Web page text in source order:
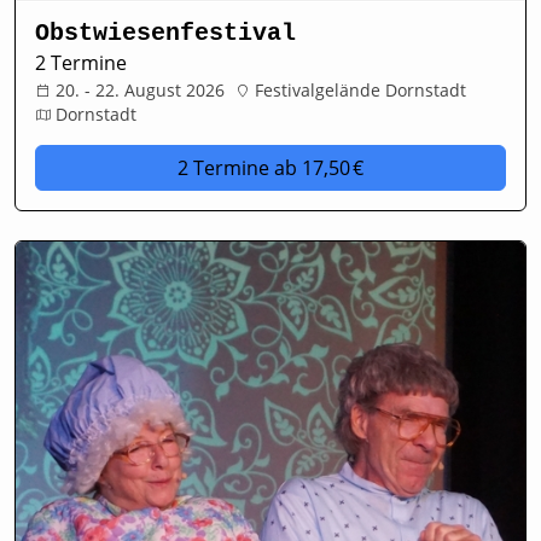
Obstwiesenfestival
2 Termine
20. - 22. August 2026
Festivalgelände Dornstadt
Dornstadt
2 Termineab 17,50 €